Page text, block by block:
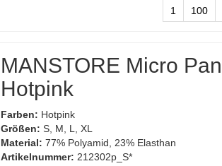
1 100
MANSTORE Micro
Hotpink
Farben: Hotpink
Größen: S, M, L, XL
Material: 77% Polyamid, 23% Elasthan
Artikelnummer: 212302p_S*